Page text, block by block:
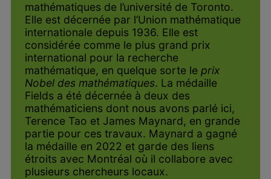
mathématiques de l’université de Toronto.
Elle est décernée par l’Union mathématique
internationale depuis 1936. Elle est
considérée comme le plus grand prix
international pour la recherche
mathématique, en quelque sorte le prix
Nobel des mathématiques. La médaille
Fields a été décernée à deux des
mathématiciens dont nous avons parlé ici,
Terence Tao et James Maynard, en grande
partie pour ces travaux. Maynard a gagné
la médaille en 2022 et garde des liens
étroits avec Montréal où il collabore avec
plusieurs chercheurs locaux.